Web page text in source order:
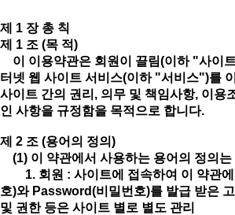
제 1 장 총 칙
제 1 조 (목 적)
이 이용약관은 회원이 끌림(이하 "사이
터넷 웹 사이트 서비스(이하 "서비스")를
사이트 간의 권리, 의무 및 책임사항, 이용
인 사항을 규정함을 목적으로 합니다.
제 2 조 (용어의 정의)
(1) 이 약관에서 사용하는 용어의 정의는
1. 회원 : 사이트에 접속하여 이 약관에
호)와 Password(비밀번호)를 발급 받은
및 권한 등은 사이트 별로 별도 관리